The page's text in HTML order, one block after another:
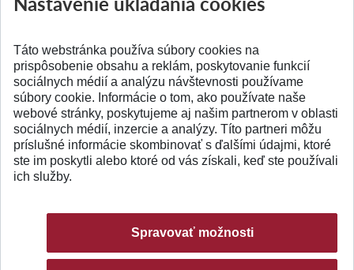
Publikované 31.07.2026 Publikované
SPÄŤ NA VRCH
Táto webstránka používa súbory cookies na
prispôsobenie obsahu a reklám, poskytovanie funkcií
sociálnych médií a analýzu návštevnosti používame
súbory cookie. Informácie o tom, ako používate naše
webové stránky, poskytujeme aj našim partnerom v oblasti
sociálnych médií, inzercie a analýzy. Títo partneri môžu
príslušné informácie skombinovať s ďalšími údajmi, ktoré
ste im poskytli alebo ktoré od vás získali, keď ste používali
ich služby.
Spravovať možnosti